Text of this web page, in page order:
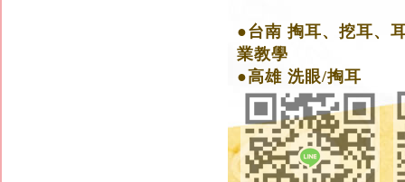
●台南 掏耳、挖耳、
業教學
●高雄 洗眼/掏耳